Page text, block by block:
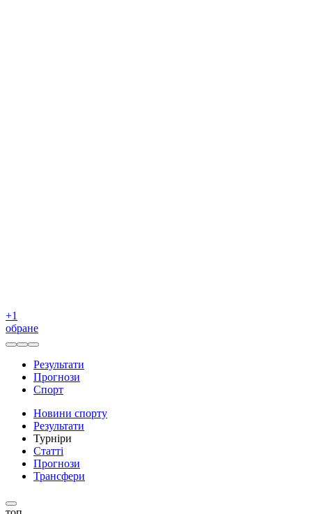
+1
обране
Результати
Прогнози
Спорт
Новини спорту
Результати
Турніри
Статті
Прогнози
Трансфери